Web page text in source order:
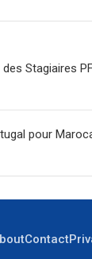
Stagiaires
pour
Contact